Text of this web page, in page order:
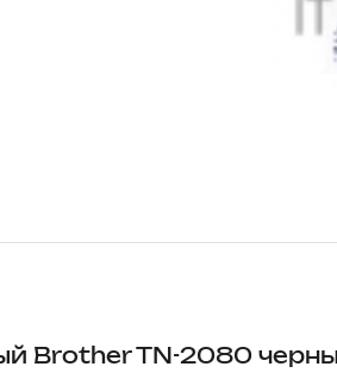
Brother TN-2080